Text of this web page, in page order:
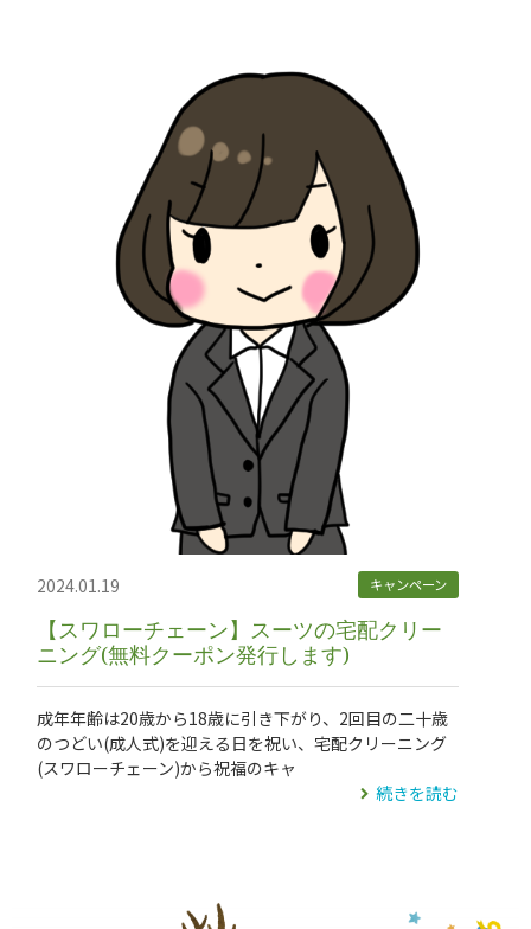
【スワローチェーン】スーツの宅配クリー
ニング(無料クーポン発行します)
2024.01.19 キャンペーン
成年年齢は20歳から18歳に引き下がり、2回目の二十歳
のつどい(成人式)を迎える日を祝い、宅配クリーニング
(スワローチェーン)から祝福のキャ
続きを読む